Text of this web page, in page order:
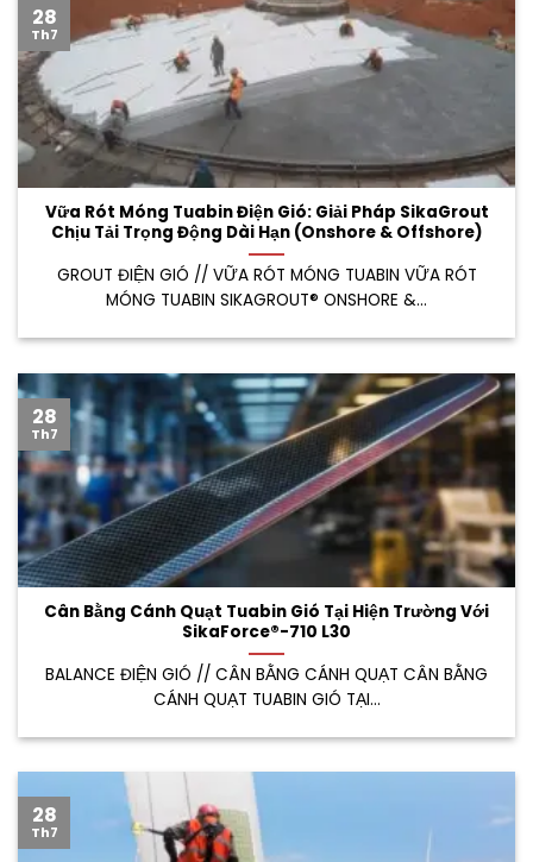
Vữa Rót Móng Tuabin Điện Gió: Giải Pháp SikaGrout
Chịu Tải Trọng Động Dài Hạn (Onshore & Offshore)
GROUT ĐIỆN GIÓ // VỮA RÓT MÓNG TUABIN VỮA RÓT
MÓNG TUABIN SIKAGROUT® ONSHORE &...
28
Th7
Cân Bằng Cánh Quạt Tuabin Gió Tại Hiện Trường Với
SikaForce®-710 L30
BALANCE ĐIỆN GIÓ // CÂN BẰNG CÁNH QUẠT CÂN BẰNG
CÁNH QUẠT TUABIN GIÓ TẠI...
28
Th7
28
Th7